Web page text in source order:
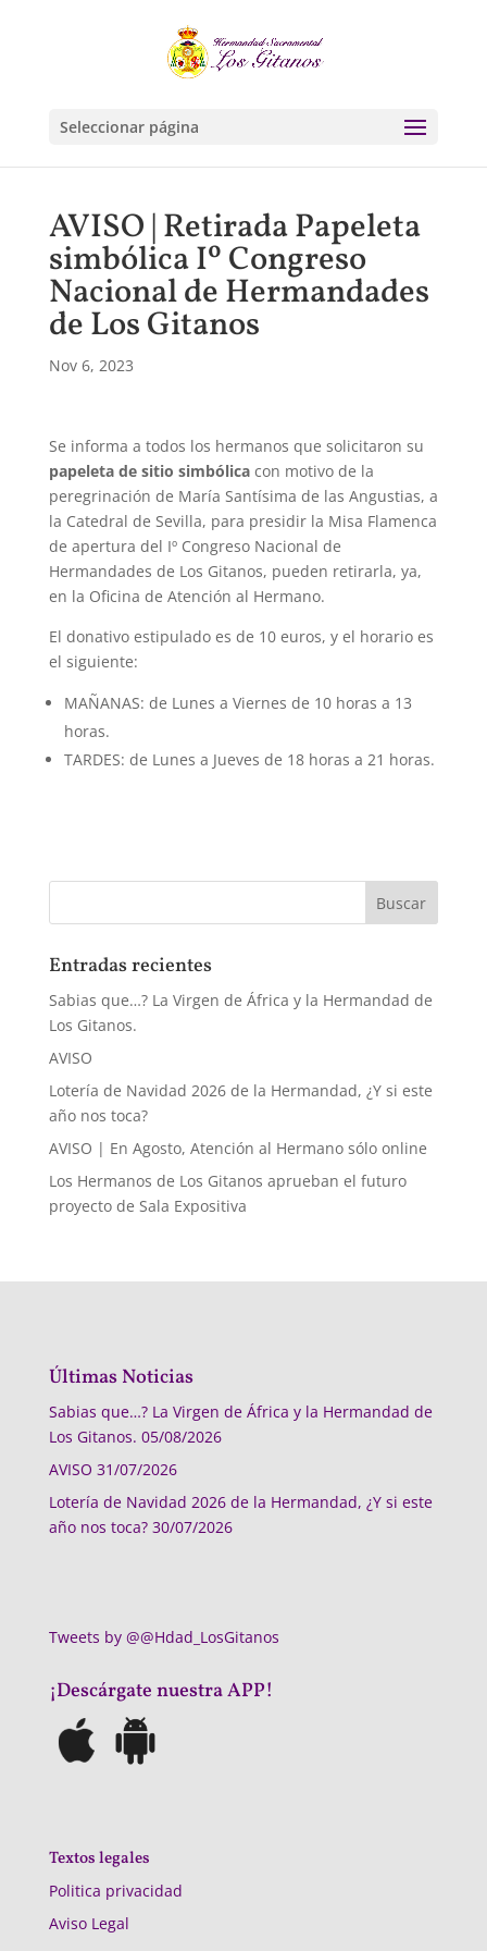
Seleccionar página
AVISO | Retirada Papeleta
simbólica Iº Congreso
Nacional de Hermandades
de Los Gitanos
Nov 6, 2023
Se informa a todos los hermanos que solicitaron su
papeleta de sitio simbólicacon motivo de la
peregrinación de María Santísima de las Angustias, a
la Catedral de Sevilla, para presidir la Misa Flamenca
de apertura del Iº Congreso Nacional de
Hermandades de Los Gitanos, pueden retirarla, ya,
en la Oficina de Atención al Hermano.
El donativo estipulado es de 10 euros, y el horario es
el siguiente:
MAÑANAS: de Lunes a Viernes de 10 horas a 13
horas.
TARDES: de Lunes a Jueves de 18 horas a 21 horas.
Entradas recientes
Sabias que…? La Virgen de África y la Hermandad de
Los Gitanos.
AVISO
Lotería de Navidad 2026 de la Hermandad, ¿Y si este
año nos toca?
AVISO | En Agosto, Atención al Hermano sólo online
Los Hermanos de Los Gitanos aprueban el futuro
proyecto de Sala Expositiva
Últimas Noticias
Sabias que…? La Virgen de África y la Hermandad de
Los Gitanos. 05/08/2026
AVISO 31/07/2026
Lotería de Navidad 2026 de la Hermandad, ¿Y si este
año nos toca? 30/07/2026
Tweets by @@Hdad_LosGitanos
¡Descárgate nuestra APP!
Textos legales
Politica privacidad
Aviso Legal